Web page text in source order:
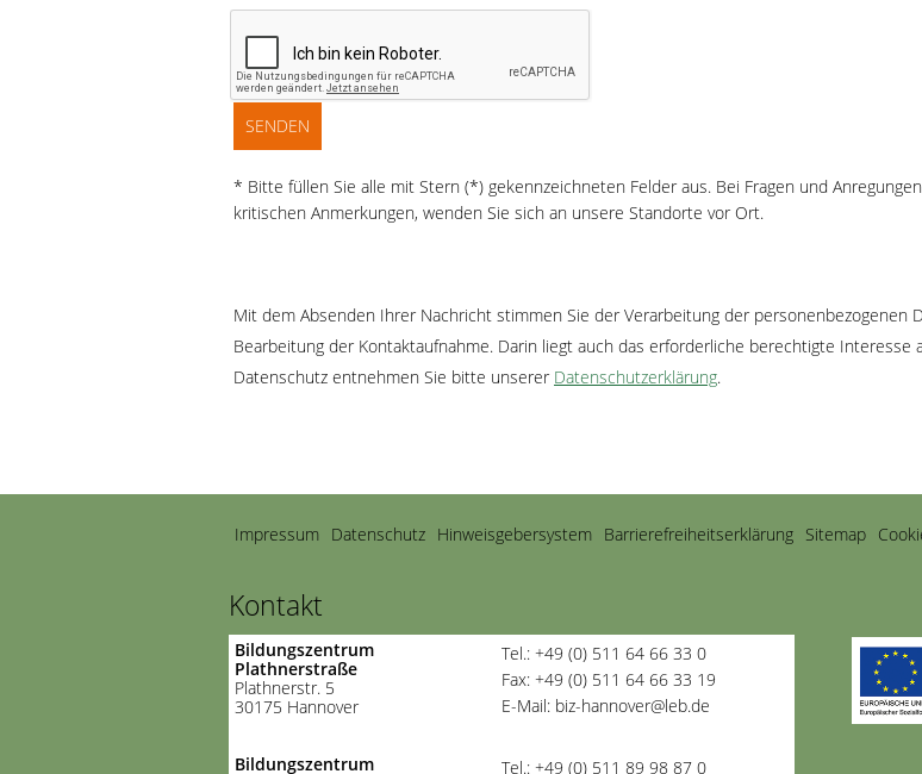
SENDEN
* Bitte füllen Sie alle mit Stern (*) gekennzeichneten Felder aus. Bei Fragen und
kritischen Anmerkungen, wenden Sie sich an unsere Standorte vor Ort.
Mit dem Absenden Ihrer Nachricht stimmen Sie der Verarbeitung der personenbezogenen
Bearbeitung der Kontaktaufnahme. Darin liegt auch das erforderliche berechtigte
Datenschutz entnehmen Sie bitte unserer Datenschutzerklärung.
Navigation
überspringen
Impressum Datenschutz Hinweisgebersystem Barrierefreiheitserklärung Sitemap
Kontakt
Bildungszentrum
Plathnerstraße
Plathnerstr. 5
30175 Hannover
Tel.: +49 (0) 511 64 66 33 0
Fax: +49 (0) 511 64 66 33 19
E-Mail: biz-hannover@leb.de
Bildungszentrum
Tel.: +49 (0) 511 89 98 87 0